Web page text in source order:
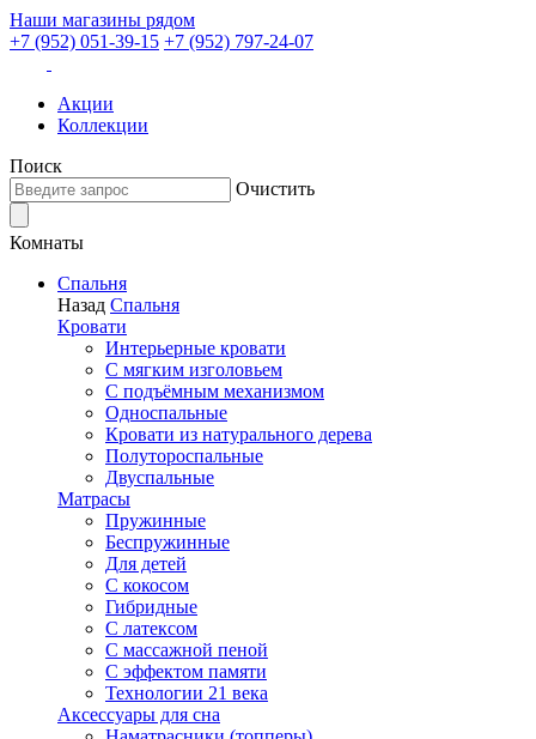
Наши магазины рядом
+7 (952) 051-39-15 +7 (952) 797-24-07
Акции
Коллекции
Поиск
Очистить
Комнаты
Спальня
Назад Спальня
Кровати
Интерьерные кровати
С мягким изголовьем
С подъёмным механизмом
Односпальные
Кровати из натурального дерева
Полутороспальные
Двуспальные
Матрасы
Пружинные
Беспружинные
Для детей
C кокосом
Гибридные
С латексом
С массажной пеной
С эффектом памяти
Технологии 21 века
Аксессуары для сна